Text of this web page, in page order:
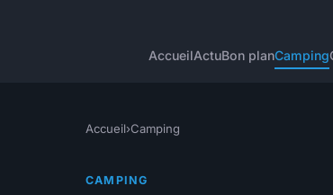
AccueilActuBon planCamping
Accueil›Camping
CAMPING